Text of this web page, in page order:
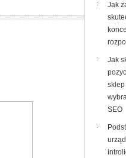
Jak
Jak
sklep
SEO